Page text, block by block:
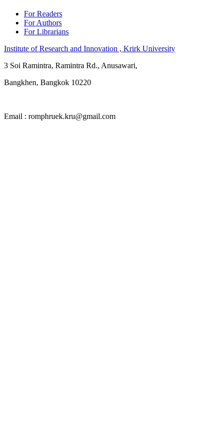
For Readers
For Authors
For Librarians
Institute of Research and Innovation , Krirk University
3 Soi Ramintra, Ramintra Rd., Anusawari,
Bangkhen, Bangkok 10220
Email : romphruek.kru@gmail.com